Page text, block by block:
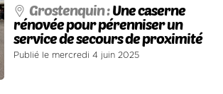
Grostenquin :Une caserne
rénovée pour pérenniser un
service de secours de proximité
Publié le mercredi 4 juin 2025